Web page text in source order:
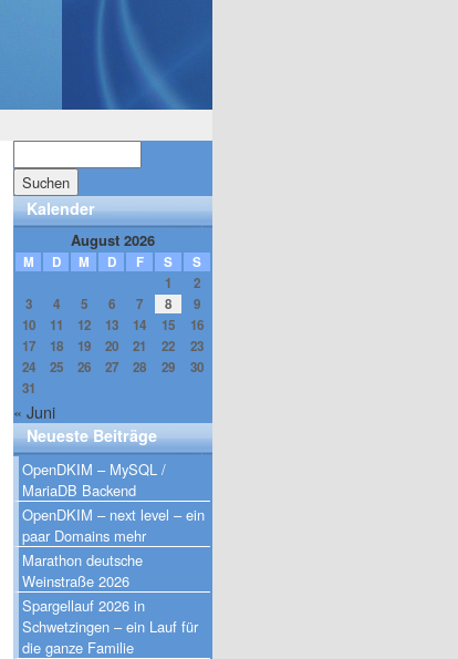
Kalender
August 2026
M D M D F S
S
1
2
3
4 5 6 7 8
9
10
11 12 13 14 15
16
17
18 19 20 21 22
23
24
25 26 27 28 29
30
31
« Juni
Neueste Beiträge
OpenDKIM – MySQL /
MariaDB Backend
OpenDKIM – next level – ein
paar Domains mehr
Marathon deutsche
Weinstraße 2026
Spargellauf 2026 in
Schwetzingen – ein Lauf für
die ganze Familie